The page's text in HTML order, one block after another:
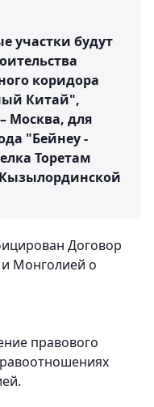
участки будут
коридора
Китай",
Москва, для
"Бейнеу -
Торетам
Договор
и Монголией о
правового